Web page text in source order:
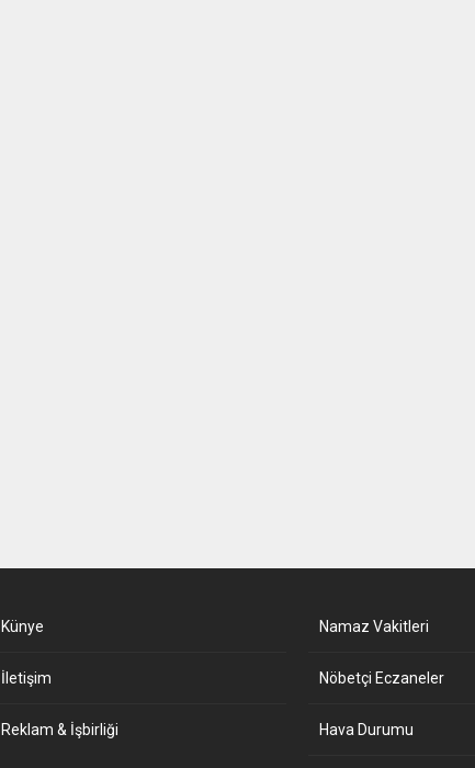
Künye
İletişim
Reklam & İşbirliği
Namaz Vakitleri
Nöbetçi Eczaneler
Hava Durumu